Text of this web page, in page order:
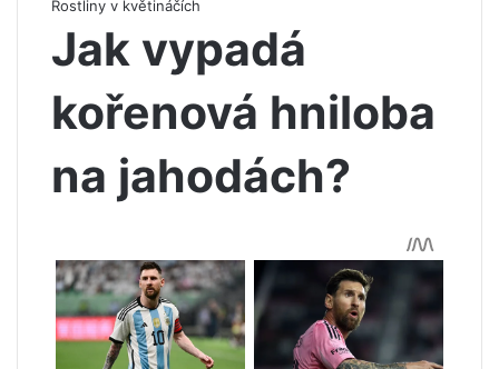
Rostliny v květináčích
Jak vypadá
kořenová hniloba
na jahodách?